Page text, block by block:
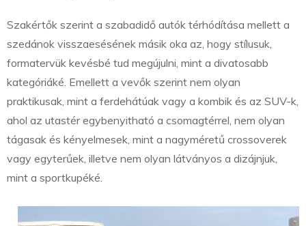
Szakértők szerint a szabadidő autók térhódítása mellett a
szedánok visszaesésének másik oka az, hogy stílusuk,
formatervük kevésbé tud megújulni, mint a divatosabb
kategóriáké. Emellett a vevők szerint nem olyan
praktikusak, mint a ferdehátúak vagy a kombik és az SUV-k,
ahol az utastér egybenyitható a csomagtérrel, nem olyan
tágasak és kényelmesek, mint a nagyméretű crossoverek
vagy egyterűek, illetve nem olyan látványos a dizájnjuk,
mint a sportkupéké.